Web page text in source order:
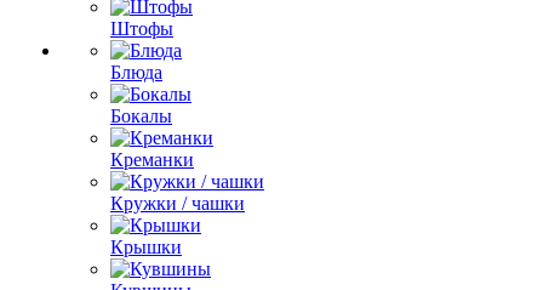
Штофы
Блюда
Бокалы
Креманки
Кружки / чашки
Крышки